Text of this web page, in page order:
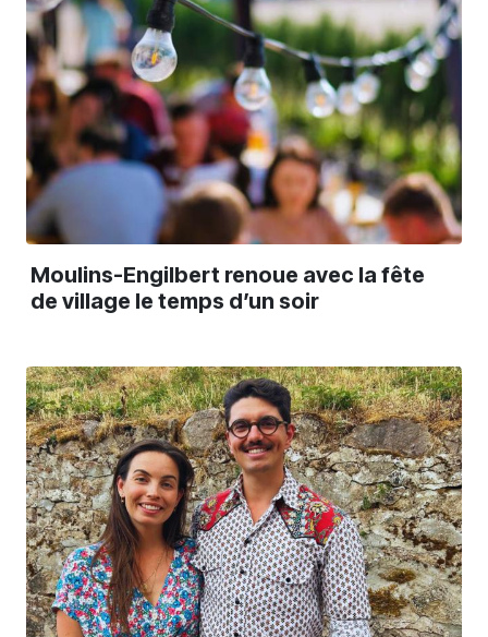
Moulins-Engilbert renoue avec la fête
de village le temps d’un soir